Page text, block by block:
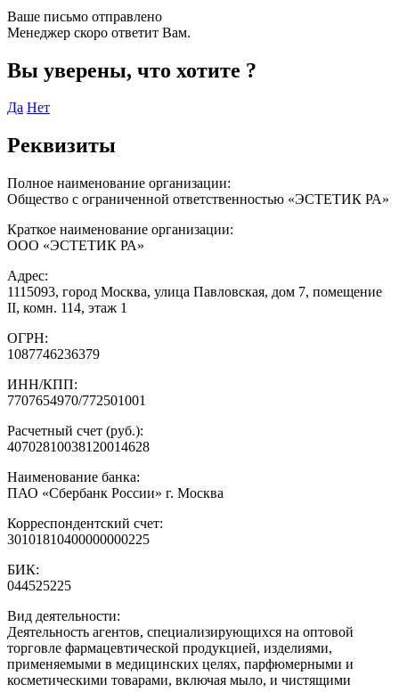
Ваше письмо отправлено
Менеджер скоро ответит Вам.
Вы уверены, что хотите ?
Да Нет
Реквизиты
Полное наименование организации:
Общество с ограниченной ответственностью «ЭСТЕТИК РА»
Краткое наименование организации:
ООО «ЭСТЕТИК РА»
Адрес:
1115093, город Москва, улица Павловская, дом 7, помещение
II, комн. 114, этаж 1
ОГРН:
1087746236379
ИНН/КПП:
7707654970/772501001
Расчетный счет (руб.):
40702810038120014628
Наименование банка:
ПАО «Сбербанк России» г. Москва
Корреспондентский счет:
30101810400000000225
БИК:
044525225
Вид деятельности:
Деятельность агентов, специализирующихся на оптовой
торговле фармацевтической продукцией, изделиями,
применяемыми в медицинских целях, парфюмерными и
косметическими товарами, включая мыло, и чистящими